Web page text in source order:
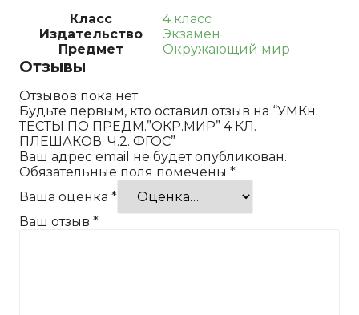
Класс
4 класс
Издательство
Экзамен
Предмет
Окружающий мир
Отзывы
Отзывов пока нет.
Будьте первым, кто оставил отзыв на “УМКн.
ТЕСТЫ ПО ПРЕДМ.”ОКР.МИР” 4 КЛ.
ПЛЕШАКОВ. Ч.2. ФГОС”
Ваш адрес email не будет опубликован.
Обязательные поля помечены *
Ваша оценка *
Ваш отзыв *